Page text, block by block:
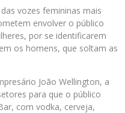
vozes femininas mais
envolver o público
por se identificarem
os homens, que soltam as
João Wellington, a
para que o público
com vodka, cerveja,